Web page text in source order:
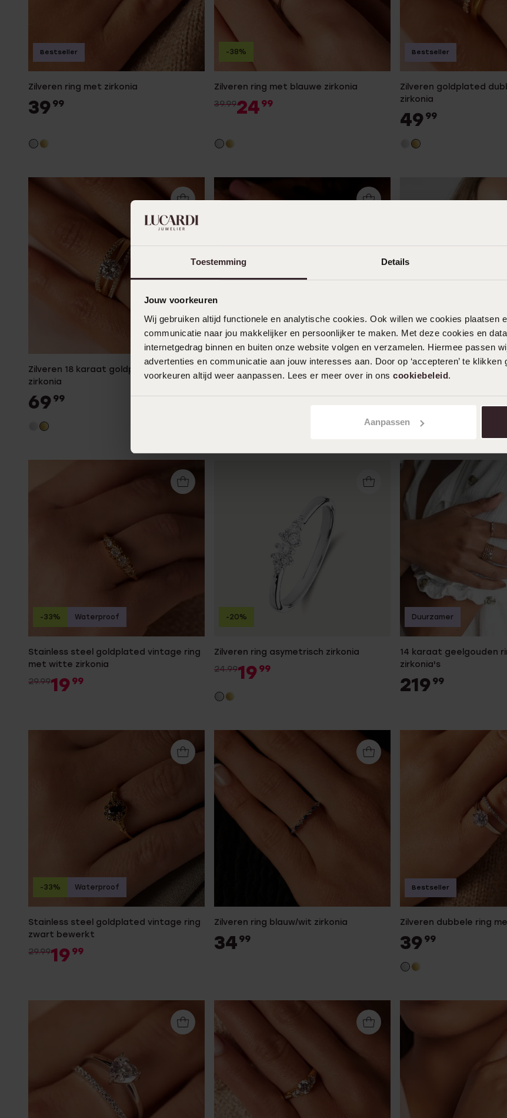
Toestemming Details
Jouw voorkeuren
Wij gebruiken altijd functionele en analytische cookies. Ook willen we cookies plaatsen
communicatie naar jou makkelijker en persoonlijker te maken. Met deze cookies en
internetgedrag binnen en buiten onze website volgen en verzamelen. Hiermee passen
advertenties en communicatie aan jouw interesses aan. Door op ‘accepteren’ te
voorkeuren altijd weer aanpassen. Lees er meer over in ons cookiebeleid.
Aanpassen
Zilveren ring met zirkonia
39 99
Bestseller
Zilveren ring met blauwe zirkonia
39.9924 99
-38%
Zilveren goldplated
zirkonia
49 99
Bestseller
Zilveren 18 karaat goldplated ring met
zirkonia
69 99
Zilveren goldplated ring kristal
69
Zilveren ring mat/glans
39
Bestseller
Stainless steel goldplated vintage ring
met witte zirkonia
29.9919 99
-33% Waterproof
Zilveren ring asymetrisch zirkonia
24.9919 99
-20%
14 karaat geelgouden
zirkonia's
219 99
Duurzamer
Stainless steel goldplated vintage ring
zwart bewerkt
29.9919 99
-33% Waterproof
Zilveren ring blauw/wit zirkonia
34 99
Zilveren dubbele ring
39 99
Bestseller